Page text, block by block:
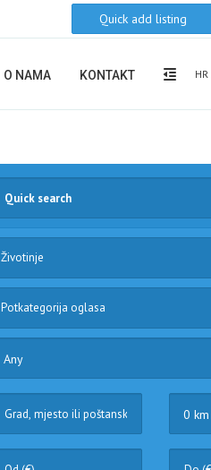
Quick add listing
HR
O NAMA KONTAKT
Životinje
Potkategorija oglasa
Any
0 km